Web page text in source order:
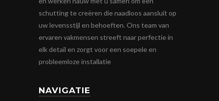
schutting te creëren die naadloos aansluit op
uw levensstijl en behoeften. Ons team van
ervaren vakmensen streeft naar perfectie in
elk detail en zorgt voor een soepele en
probleemloze installatie
NAVIGATIE